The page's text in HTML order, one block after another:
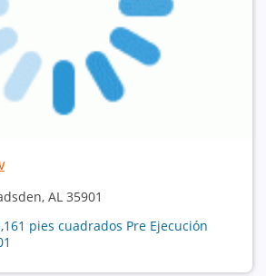
AL 35901
pies cuadrados Pre Ejecución